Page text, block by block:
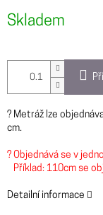
Skladem
? Metráž lze
cm.
? Objednává se v
Příklad: 110cm se
Detailní informace